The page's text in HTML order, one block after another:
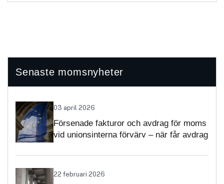
Senaste momsnyheter
03 april 2026
Försenade fakturor och avdrag för moms
vid unionsinterna förvärv – när får avdrag
22 februari 2026